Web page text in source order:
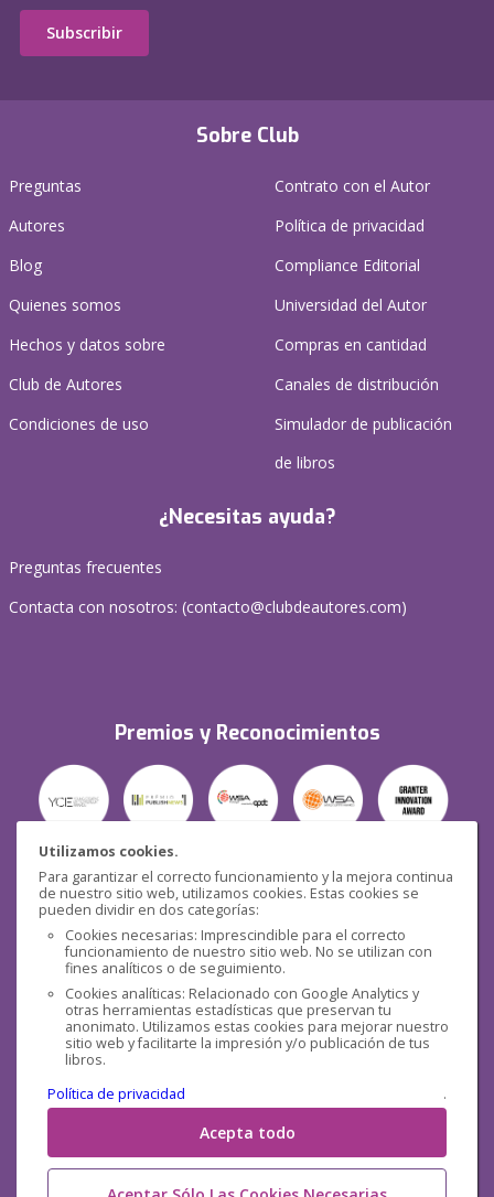
Utilizamos cookies.
Para garantizar el correcto funcionamiento y la mejora continua
de nuestro sitio web, utilizamos cookies. Estas cookies se
pueden dividir en dos categorías:
Cookies necesarias: Imprescindible para el correcto
funcionamiento de nuestro sitio web. No se utilizan con
fines analíticos o de seguimiento.
Cookies analíticas: Relacionado con Google Analytics y
otras herramientas estadísticas que preservan tu
anonimato. Utilizamos estas cookies para mejorar nuestro
sitio web y facilitarte la impresión y/o publicación de tus
libros.
Política de privacidad
.
Acepta todo
Sobre Club
Preguntas
Autores
Blog
Quienes somos
Hechos y datos sobre
Club de Autores
Condiciones de uso
Contrato con el Autor
Política de privacidad
Compliance Editorial
Universidad del Autor
Compras en cantidad
Canales de distribución
Simulador de publicación
de libros
¿Necesitas ayuda?
Preguntas frecuentes
Contacta con nosotros: (contacto@clubdeautores.com)
Premios y Reconocimientos
Seguridad
Redes sociales
Subscribir